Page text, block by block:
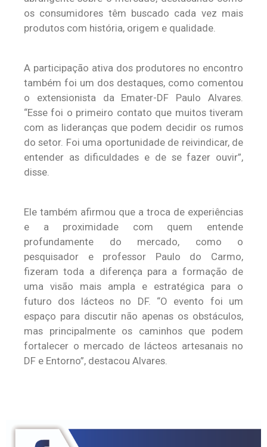
os consumidores têm buscado cada vez mais
produtos com história, origem e qualidade.
A participação ativa dos produtores no encontro
também foi um dos destaques, como comentou
o extensionista da Emater-DF Paulo Alvares.
“Esse foi o primeiro contato que muitos tiveram
com as lideranças que podem decidir os rumos
do setor. Foi uma oportunidade de reivindicar, de
entender as dificuldades e de se fazer ouvir”,
disse.
Ele também afirmou que a troca de experiências
e a proximidade com quem entende
profundamente do mercado, como o
pesquisador e professor Paulo do Carmo,
fizeram toda a diferença para a formação de
uma visão mais ampla e estratégica para o
futuro dos lácteos no DF. “O evento foi um
espaço para discutir não apenas os obstáculos,
mas principalmente os caminhos que podem
fortalecer o mercado de lácteos artesanais no
DF e Entorno”, destacou Alvares.